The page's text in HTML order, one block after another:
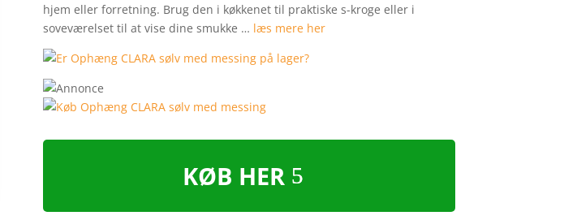
hjem eller forretning. Brug den i køkkenet til praktiske s-kroge eller i
soveværelset til at vise dine smukke … læs mere her
KØB HER